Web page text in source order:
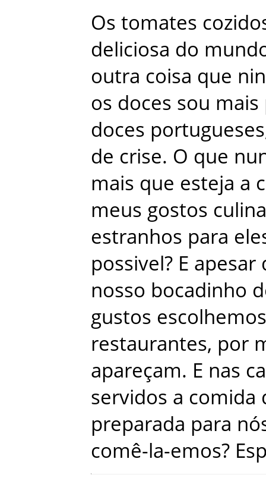
Os tomates
deliciosa do
outra coisa que
os doces sou mais
doces portugueses
de crise. O que
mais que esteja a
meus gostos
estranhos para
possivel? E apesar
nosso bocadinho
gustos escolhemos
restaurantes, por
apareçam. E nas
servidos a comida
preparada para
comê-la-emos?